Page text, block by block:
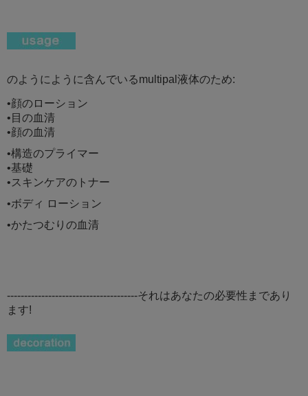
のようにように含んでいるmultipal液体のため:
•顔のローション
•目の血清
•顔の血清
•構造のプライマー
•基礎
•スキンケアのトナー
•ボディ ローション
•かたつむりの血清
--------------------------------------それはあなたの必要性まであり
ます!